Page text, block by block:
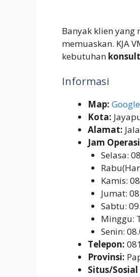
Banyak klien
memuaskan. KJA
kebutuhan
Informasi
Map:
Kota:
Alamat:
Jam
Selasa:
Kamis:
Jumat:
Sabtu:
Minggu:
Senin:
Telepon:
Provinsi:
Situs/